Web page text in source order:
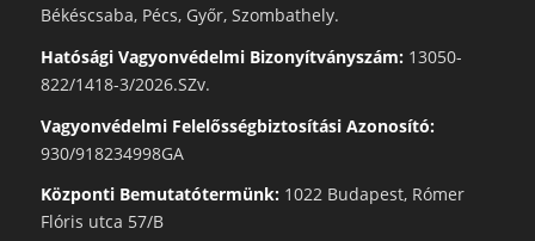
Békéscsaba, Pécs, Győr, Szombathely.
Hatósági Vagyonvédelmi Bizonyítványszám:13050-
822/1418-3/2026.SZv.
Vagyonvédelmi Felelősségbiztosítási Azonosító:
930/918234998GA
Központi Bemutatótermünk:1022 Budapest, Rómer
Flóris utca 57/B